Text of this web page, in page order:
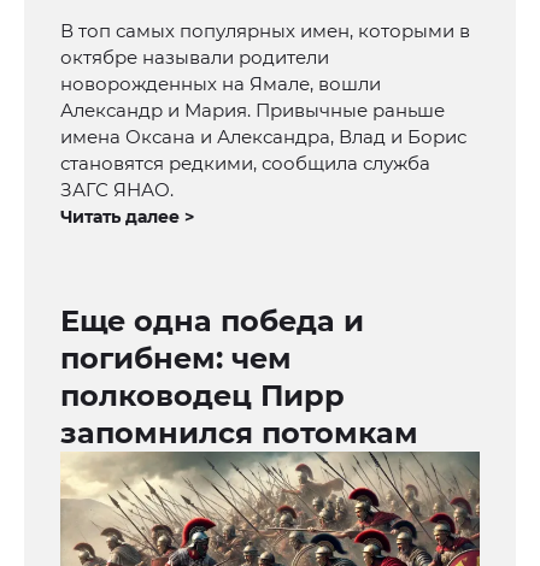
В топ самых популярных имен, которыми в
октябре называли родители
новорожденных на Ямале, вошли
Александр и Мария. Привычные раньше
имена Оксана и Александра, Влад и Борис
становятся редкими, сообщила служба
ЗАГС ЯНАО.
Читать далее >
Еще одна победа и
погибнем: чем
полководец Пирр
запомнился потомкам